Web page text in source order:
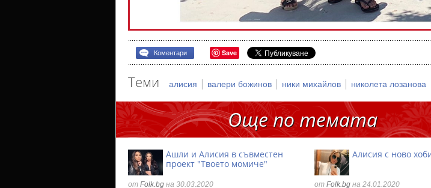
Коментари Save
Теми алисия | валери божинов | ники михайлов | николета лозанова
Още по темата
Ашли и Алисия в съвместен
проект "Твоето момиче"
от Folk.bg на 30.03.2020
Алисия с ново
от Folk.bg на 24.01.2020